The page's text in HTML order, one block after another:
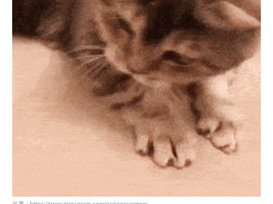
pecodogs
いぬ部をフォロー
pecocats
ねこ部をフォロー
アプリをダウンロードする